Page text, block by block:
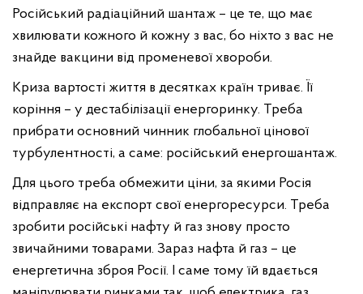
Російський радіаційний шантаж – це те, що має
хвилювати кожного й кожну з вас, бо ніхто з вас не
знайде вакцини від променевої хвороби.
Криза вартості життя в десятках країн триває. Її
коріння – у дестабілізації енергоринку. Треба
прибрати основний чинник глобальної цінової
турбулентності, а саме: російський енергошантаж.
Для цього треба обмежити ціни, за якими Росія
відправляє на експорт свої енергоресурси. Треба
зробити російські нафту й газ знову просто
звичайними товарами. Зараз нафта й газ – це
енергетична зброя Росії. І саме тому їй вдається